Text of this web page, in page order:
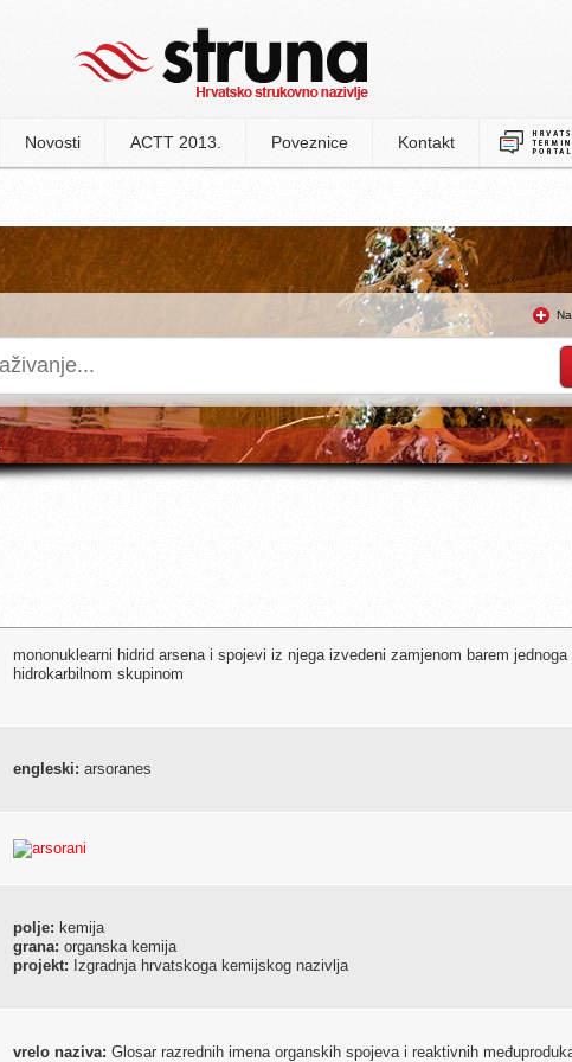
Novosti ACTT 2013. Poveznice Kontakt
mononuklearni hidrid arsena i spojevi iz njega izvedeni zamjenom barem
hidrokarbilnom skupinom
engleski: arsoranes
polje: kemija
grana: organska kemija
projekt: Izgradnja hrvatskoga kemijskog nazivlja
vrelo naziva: Glosar razrednih imena organskih spojeva i reaktivnih